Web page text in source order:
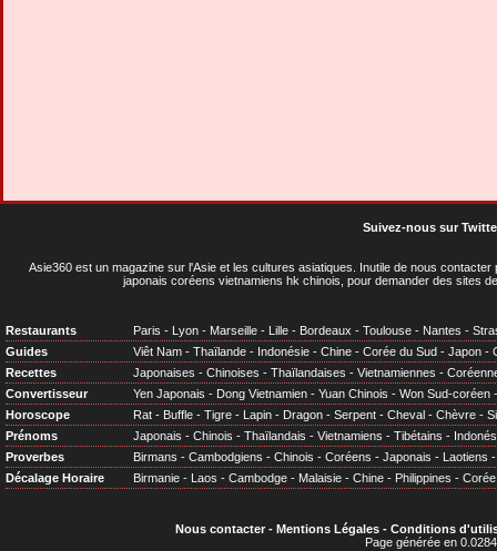
Suivez-nous sur
Asie360 est un magazine sur l'Asie et les cultures asiatiques . Inutile de nous
japonais coréens vietnamiens hk chinois, pour demander des sites
Restaurants Paris - Lyon - Marseille - Lille - Bordeaux - Toulouse - Nantes -
Guides
Viêt Nam - Thaïlande - Indonésie - Chine - Corée du Sud - Japon -
Recettes
Japonaises - Chinoises - Thaïlandaises - Vietnamiennes -
Convertisseur
Yen Japonais - Dong Vietnamien - Yuan Chinois - Won Sud-coréen
Horoscope
Rat - Buffle - Tigre - Lapin - Dragon - Serpent - Cheval - Chèvre -
Prénoms
Japonais - Chinois - Thaïlandais - Vietnamiens - Tibétains -
Proverbes
Birmans - Cambodgiens - Chinois - Coréens - Japonais - Laotiens
Décalage Horaire
Birmanie - Laos - Cambodge - Malaisie - Chine - Philippines - Corée
Nous contacter- Mentions Légales- Conditions
Page générée en